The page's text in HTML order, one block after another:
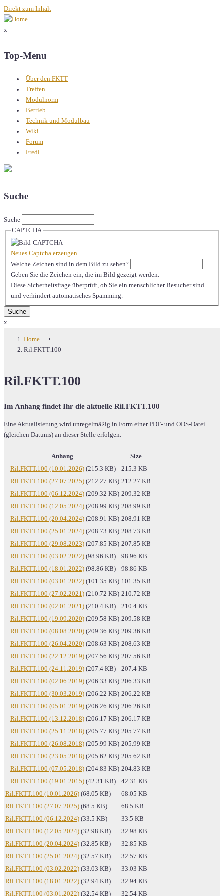
Direkt zum Inhalt
x
Top-Menu
Über den FKTT
Treffen
Modulnorm
Betrieb
Technik und Modulbau
Wiki
Forum
Fredl
Suche
Suche
CAPTCHA
Neues Captcha erzeugen
Welche Zeichen sind in dem Bild zu sehen?
Geben Sie die Zeichen ein, die im Bild gezeigt werden.
Diese Sicherheitsfrage überprüft, ob Sie ein menschlicher Besucher sind
und verhindert automatisches Spamming.
x
Home ⟶
Ril.FKTT.100
Ril.FKTT.100
Im Anhang findet Ihr die aktuelle Ril.FKTT.100
Eine Aktualisierung wird unregelmäßig in Form einer PDF- und ODS-Datei
(gleichen Datums) an dieser Stelle erfolgen.
Anhang
Size
Ril.FKTT.100 (10.01.2026) (215.3 KB)
215.3 KB
Ril.FKTT.100 (27.07.2025) (212.27 KB) 212.27 KB
Ril.FKTT.100 (06.12.2024) (209.32 KB) 209.32 KB
Ril.FKTT.100 (12.05.2024) (208.99 KB) 208.99 KB
Ril.FKTT.100 (20.04.2024) (208.91 KB) 208.91 KB
Ril.FKTT.100 (25.01.2024) (208.73 KB) 208.73 KB
Ril.FKTT.100 (29.08.2023) (207.85 KB) 207.85 KB
Ril.FKTT.100 (03.02.2022) (98.96 KB)
98.96 KB
Ril.FKTT.100 (18.01.2022) (98.86 KB)
98.86 KB
Ril.FKTT.100 (03.01.2022) (101.35 KB) 101.35 KB
Ril.FKTT.100 (27.02.2021) (210.72 KB) 210.72 KB
Ril.FKTT.100 (02.01.2021) (210.4 KB)
210.4 KB
Ril.FKTT.100 (19.09.2020) (209.58 KB) 209.58 KB
Ril.FKTT.100 (08.08.2020) (209.36 KB) 209.36 KB
Ril.FKTT.100 (26.04.2020) (208.63 KB) 208.63 KB
Ril.FKTT.100 (22.12.2019) (207.56 KB) 207.56 KB
Ril.FKTT.100 (24.11.2019) (207.4 KB)
207.4 KB
Ril.FKTT.100 (02.06.2019) (206.33 KB) 206.33 KB
Ril.FKTT.100 (30.03.2019) (206.22 KB) 206.22 KB
Ril.FKTT.100 (05.01.2019) (206.26 KB) 206.26 KB
Ril.FKTT.100 (13.12.2018) (206.17 KB) 206.17 KB
Ril.FKTT.100 (25.11.2018) (205.77 KB) 205.77 KB
Ril.FKTT.100 (26.08.2018) (205.99 KB) 205.99 KB
Ril.FKTT.100 (23.05.2018) (205.62 KB) 205.62 KB
Ril.FKTT.100 (07.05.2018) (204.83 KB) 204.83 KB
Ril.FKTT.100 (19.01.2015) (42.31 KB)
42.31 KB
Ril.FKTT.100 (10.01.2026) (68.05 KB)
68.05 KB
Ril.FKTT.100 (27.07.2025) (68.5 KB)
68.5 KB
Ril.FKTT.100 (06.12.2024) (33.5 KB)
33.5 KB
Ril.FKTT.100 (12.05.2024) (32.98 KB)
32.98 KB
Ril.FKTT.100 (20.04.2024) (32.85 KB)
32.85 KB
Ril.FKTT.100 (25.01.2024) (32.57 KB)
32.57 KB
Ril.FKTT.100 (03.02.2022) (33.03 KB)
33.03 KB
Ril.FKTT.100 (18.01.2022) (32.94 KB)
32.94 KB
Ril.FKTT.100 (03.01.2022) (32.54 KB) 32.54 KB